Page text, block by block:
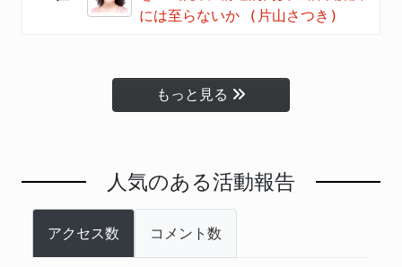
には至らないか (片山さつき)
もっと見る
人気のある活動報告
アクセス数 コメント数